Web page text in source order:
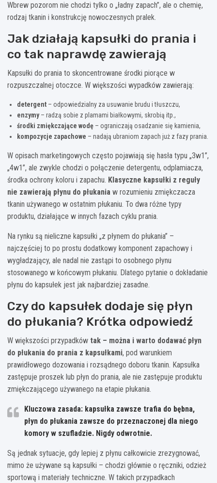
Wbrew pozorom nie chodzi tylko o „ładny zapach”, ale o chemię,
rodzaj tkanin i konstrukcję nowoczesnych pralek.
Jak działają kapsułki do prania i
co tak naprawdę zawierają
Kapsułki do prania to skoncentrowane środki piorące w
rozpuszczalnej otoczce. W większości wypadków zawierają:
detergent – odpowiedzialny za usuwanie brudu i tłuszczu,
enzymy– radzą sobie z plamami białkowymi, skrobią itp.,
środki zmiękczające wodę – ograniczają osadzanie się kamienia,
kompozycje zapachowe – nadają ubraniom zapach już z fazy prania.
W opisach marketingowych często pojawiają się hasła typu „3w1”,
„4w1”, ale zwykle chodzi o połączenie detergentu, odplamiacza,
środka ochrony koloru i zapachu. Klasyczne kapsułki z reguły
nie zawierają płynu do płukania w rozumieniu zmiękczacza
tkanin używanego w ostatnim płukaniu. To dwa różne typy
produktu, działające w innych fazach cyklu prania.
Na rynku są nieliczne kapsułki „z płynem do płukania” –
najczęściej to po prostu dodatkowy komponent zapachowy i
wygładzający, ale nadal nie zastąpi to osobnego płynu
stosowanego w końcowym płukaniu. Dlatego pytanie o dokładanie
płynu do kapsułek jest jak najbardziej zasadne.
Czy do kapsułek dodaje się płyn
do płukania? Krótka odpowiedź
W większości przypadków tak – można i warto dodawać płyn
do płukania do prania z kapsułkami, pod warunkiem
prawidłowego dozowania i rozsądnego doboru tkanin. Kapsułka
zastępuje proszek lub płyn do prania, ale nie zastępuje produktu
zmiękczającego używanego na etapie płukania.
Kluczowa zasada: kapsułka zawsze trafia do bębna,
płyn do płukania zawsze do przeznaczonej dla niego
komory w szufladzie. Nigdy odwrotnie.
Są jednak sytuacje, gdy lepiej z płynu całkowicie zrezygnować,
mimo że używane są kapsułki – chodzi głównie o ręczniki, odzież
sportową i materiały techniczne. W takich przypadkach